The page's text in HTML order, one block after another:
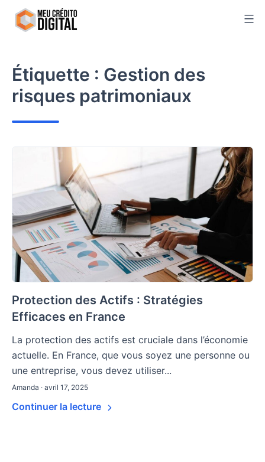
Skip
Étiquette : Gestion des
risques patrimoniaux
Protection des Actifs : Stratégies
Efficaces en France
La protection des actifs est cruciale dans l’économie
actuelle. En France, que vous soyez une personne ou
une entreprise, vous devez utiliser...
Amanda · avril 17, 2025
Continuer la lecture